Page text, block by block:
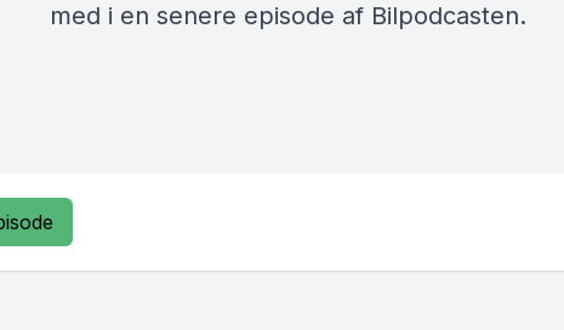
med i en senere episode af Bilpodcasten.